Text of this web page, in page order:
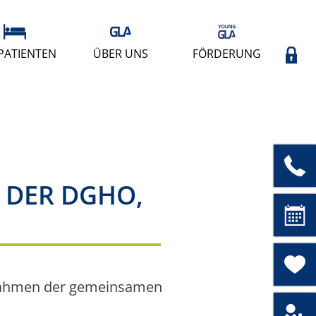
ÜBER UNS FÖRDERUNG
DGHO,
der gemeinsamen